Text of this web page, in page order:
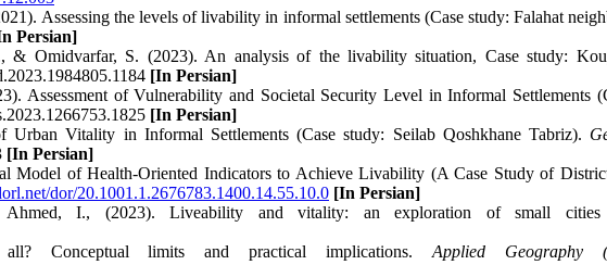
Assessing the levels of livability in informal settlements (Case study: Falahat
Persian]
& Omidvarfar, S. (2023). An analysis of the livability situation, Case study:
[In Persian]
of Vulnerability and Societal Security Level in Informal Settlements
[In Persian]
Vitality in Informal Settlements (Case study: Seilab Qoshkhane Tabriz).
[In Persian]
Model of Health-Oriented Indicators to Achieve Livability (A Case Study of
dor/20.1001.1.2676783.1400.14.55.10.0 [In Persian]
I., (2023). Liveability and vitality: an exploration of small cities
Conceptual limits and practical implications.Applied Geography